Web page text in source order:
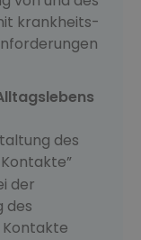
krankheits-
des
der
des
Kontakte